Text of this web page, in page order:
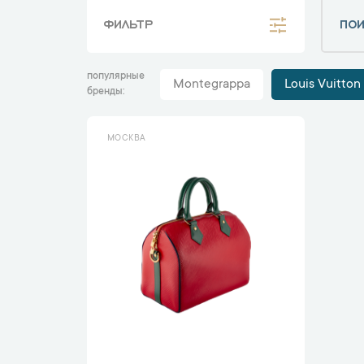
ФИЛЬТР
популярные
бренды
Montegrappa Louis Vuitton
МОСКВА